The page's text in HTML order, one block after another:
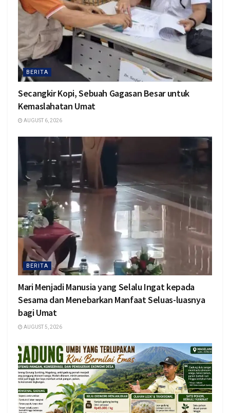
BERITA
Secangkir Kopi, Sebuah Gagasan Besar untuk
Kemaslahatan Umat
AUGUST 6, 2026
BERITA
Mari Menjadi Manusia yang Selalu Ingat kepada
Sesama dan Menebarkan Manfaat Seluas-luasnya
bagi Umat
AUGUST 5, 2026